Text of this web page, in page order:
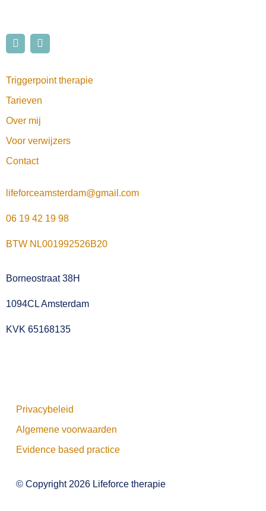
Triggerpoint therapie
Tarieven
Over mij
Voor verwijzers
Contact
lifeforceamsterdam@gmail.com
06 19 42 19 98
BTW NL001992526B20
Borneostraat 38H
1094CL Amsterdam
KVK 65168135
© Copyright 2026 Lifeforce therapie
Privacybeleid
Algemene voorwaarden
Evidence based practice